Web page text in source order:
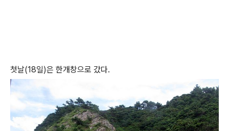
첫날(18일)은 한개창으로 갔다.